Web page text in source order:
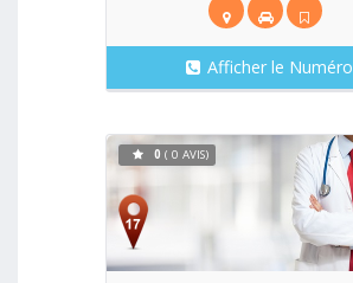
Afficher le Numéro
0 ( 0 AVIS)